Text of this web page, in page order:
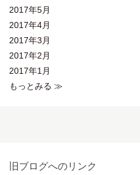
2017年5月
2017年4月
2017年3月
2017年2月
2017年1月
もっとみる ≫
旧ブログへのリンク